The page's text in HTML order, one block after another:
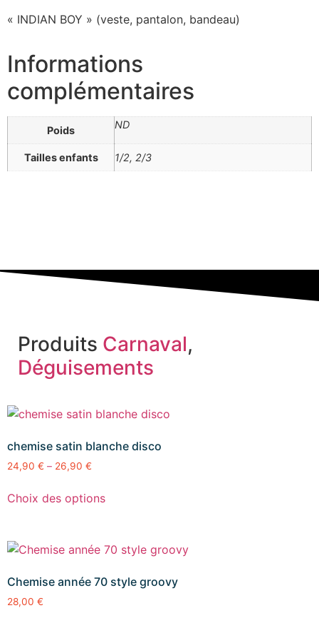
« INDIAN BOY » (veste, pantalon, bandeau)
Informations
complémentaires
Poids ND
Tailles enfants 1/2, 2/3
Produits Carnaval,
Déguisements
chemise satin blanche disco
24,90 € – 26,90 €
Choix des options
Chemise année 70 style groovy
28,00 €